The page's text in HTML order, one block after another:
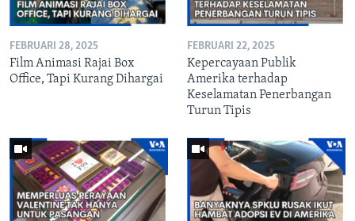
FEBRUARI 28, 2025
Film Animasi Rajai Box
Office, Tapi Kurang Dihargai
FEBRUARI 22, 2025
Kepercayaan Publik
Amerika terhadap
Keselamatan Penerbangan
Turun Tipis